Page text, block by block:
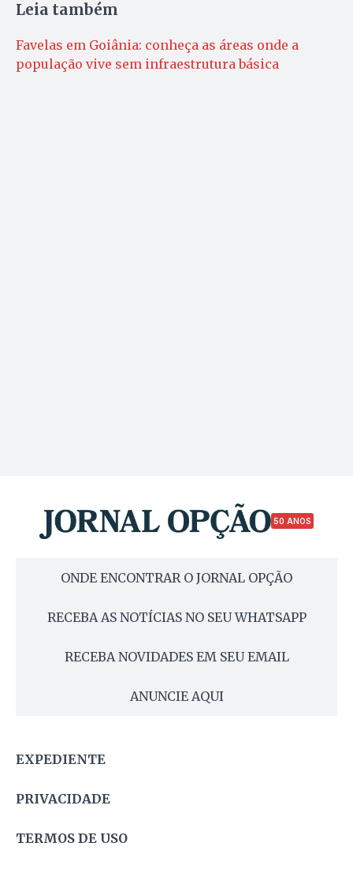
Leia também
Favelas em Goiânia: conheça as áreas onde a
população vive sem infraestrutura básica
50 ANOS
ONDE ENCONTRAR O JORNAL OPÇÃO
RECEBA AS NOTÍCIAS NO SEU WHATSAPP
RECEBA NOVIDADES EM SEU EMAIL
ANUNCIE AQUI
EXPEDIENTE
PRIVACIDADE
TERMOS DE USO